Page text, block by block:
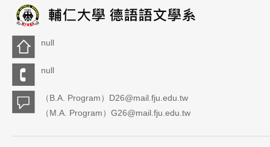
null
null
（B.A. Program）D26@mail.fju.edu.tw
（M.A. Program）G26@mail.fju.edu.tw